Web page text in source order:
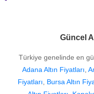
Güncel
Türkiye genelinde en
Adana Altın Fiyatları
Fiyatları
Bursa Altın